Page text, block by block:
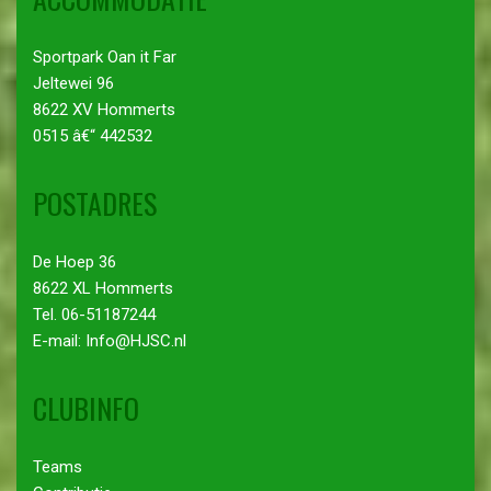
Sportpark Oan it Far
Jeltewei 96
8622 XV Hommerts
0515 â€“ 442532
POSTADRES
De Hoep 36
8622 XL Hommerts
Tel. 06-51187244
E-mail: Info@HJSC.nl
CLUBINFO
Teams